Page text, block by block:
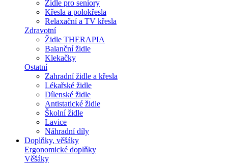
Židle pro seniory
Křesla a polokřesla
Relaxační a TV křesla
Zdravotní
Židle THERAPIA
Balanční židle
Klekačky
Ostatní
Zahradní židle a křesla
Lékařské židle
Dílenské židle
Antistatické židle
Školní židle
Lavice
Náhradní díly
Doplňky, věšáky
Ergonomické doplňky
Věšáky